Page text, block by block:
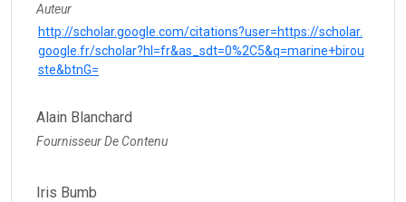
Auteur
http://scholar.google.com/citations?user=https://scholar.
google.fr/scholar?hl=fr&as_sdt=0%2C5&q=marine+birou
ste&btnG=
Alain Blanchard
Fournisseur De Contenu
Iris Bumb